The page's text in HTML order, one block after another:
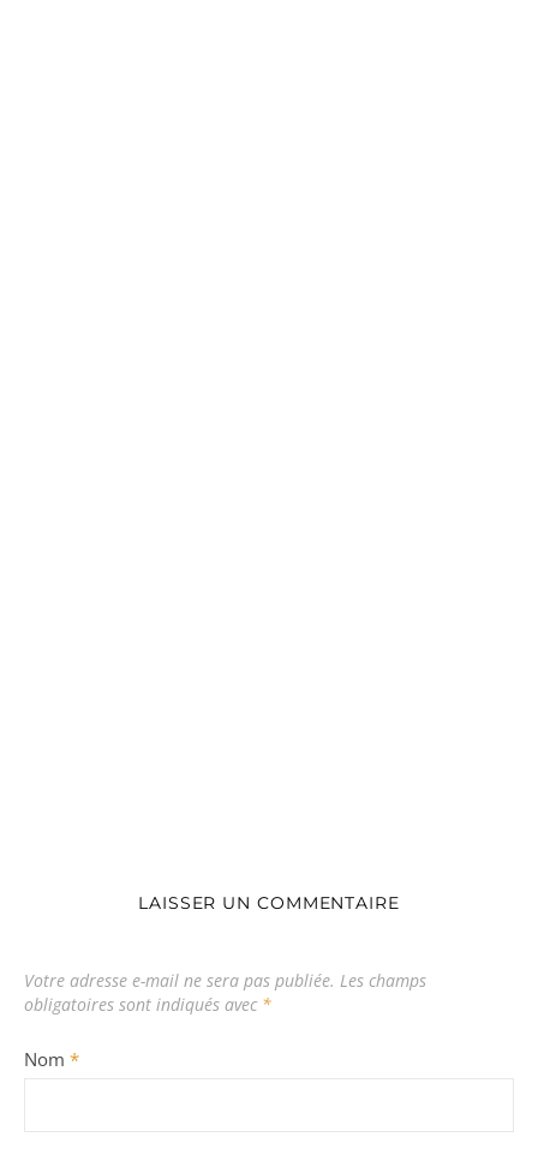
LAISSER UN COMMENTAIRE
Votre adresse e-mail ne sera pas publiée. Les champs
obligatoires sont indiqués avec *
Nom *